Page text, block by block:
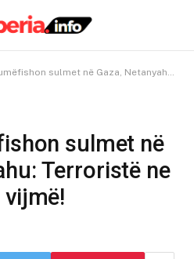
sulmet në Gaza, Netanyahu: Terroristë ne ju shohim, po vijmë!
sulmet në
Terroristë ne